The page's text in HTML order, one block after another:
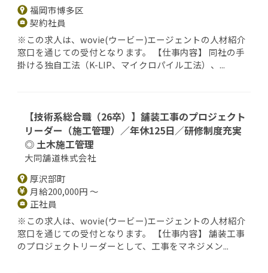
福岡市博多区
契約社員
※この求人は、wovie(ウービー)エージェントの人材紹介
窓口を通じての受付となります。 【仕事内容】 同社の手
掛ける独自工法（K-LIP、マイクロパイル工法）、...
【技術系総合職（26卒）】舗装工事のプロジェクト
リーダー（施工管理）／年休125日／研修制度充実
◎ 土木施工管理
大同舗道株式会社
厚沢部町
月給200,000円 ～
正社員
※この求人は、wovie(ウービー)エージェントの人材紹介
窓口を通じての受付となります。 【仕事内容】 舗装工事
のプロジェクトリーダーとして、工事をマネジメン...